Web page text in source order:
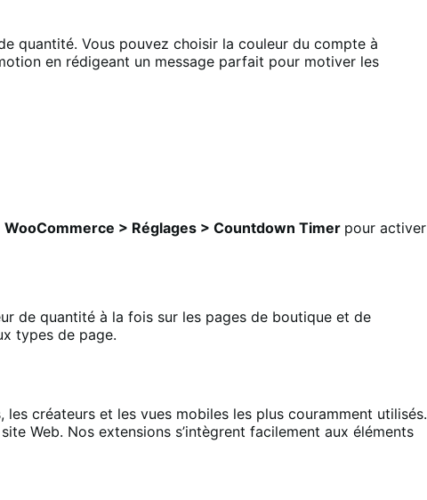
quantité. Vous pouvez choisir la couleur du compte à
en rédigeant un message parfait pour motiver les
WooCommerce > Réglages > Countdown Timer pour activer
de quantité à la fois sur les pages de boutique et de
types de page.
créateurs et les vues mobiles les plus couramment utilisés.
Web. Nos extensions s’intègrent facilement aux éléments